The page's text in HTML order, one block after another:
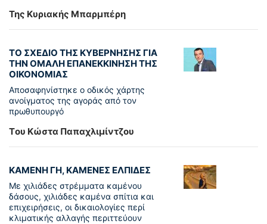
Της Κυριακής Μπαρμπέρη
ΤΟ ΣΧΕΔΙΟ ΤΗΣ ΚΥΒΕΡΝΗΣΗΣ ΓΙΑ
ΤΗΝ ΟΜΑΛΗ ΕΠΑΝΕΚΚΙΝΗΣΗ ΤΗΣ
ΟΙΚΟΝΟΜΙΑΣ
Αποσαφηνίστηκε ο οδικός χάρτης
ανοίγματος της αγοράς από τον
πρωθυπουργό
Tου Κώστα Παπαχλιμίντζου
ΚΑΜΕΝΗ ΓΗ, ΚΑΜΕΝΕΣ ΕΛΠΙΔΕΣ
Με χιλιάδες στρέμματα καμένου
δάσους, χιλιάδες καμένα σπίτια και
επιχειρήσεις, οι δικαιολογίες περί
κλιματικής αλλαγής περιττεύουν